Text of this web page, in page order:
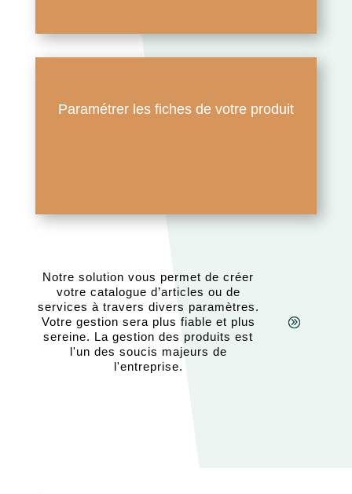
Paramétrer les fiches de votre produit
Notre solution vous permet de créer
votre catalogue d’articles ou de
services à travers divers paramètres.
Votre gestion sera plus fiable et plus
sereine. La gestion des produits est
l'un des soucis majeurs de
l'entreprise.